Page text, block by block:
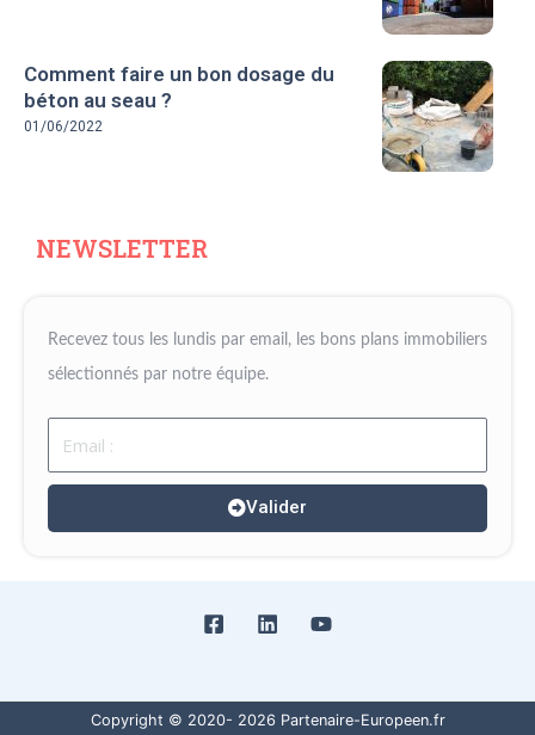
Comment faire un bon dosage du
béton au seau ?
01/06/2022
NEWSLETTER
Recevez tous les lundis par email, les bons plans immobiliers
sélectionnés par notre équipe.
Email
Valider
Copyright © 2020- 2026 Partenaire-Europeen.fr